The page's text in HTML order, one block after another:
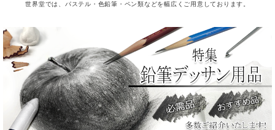
世界堂では、パステル・色鉛筆・ペン類などを幅広くご用意しております。